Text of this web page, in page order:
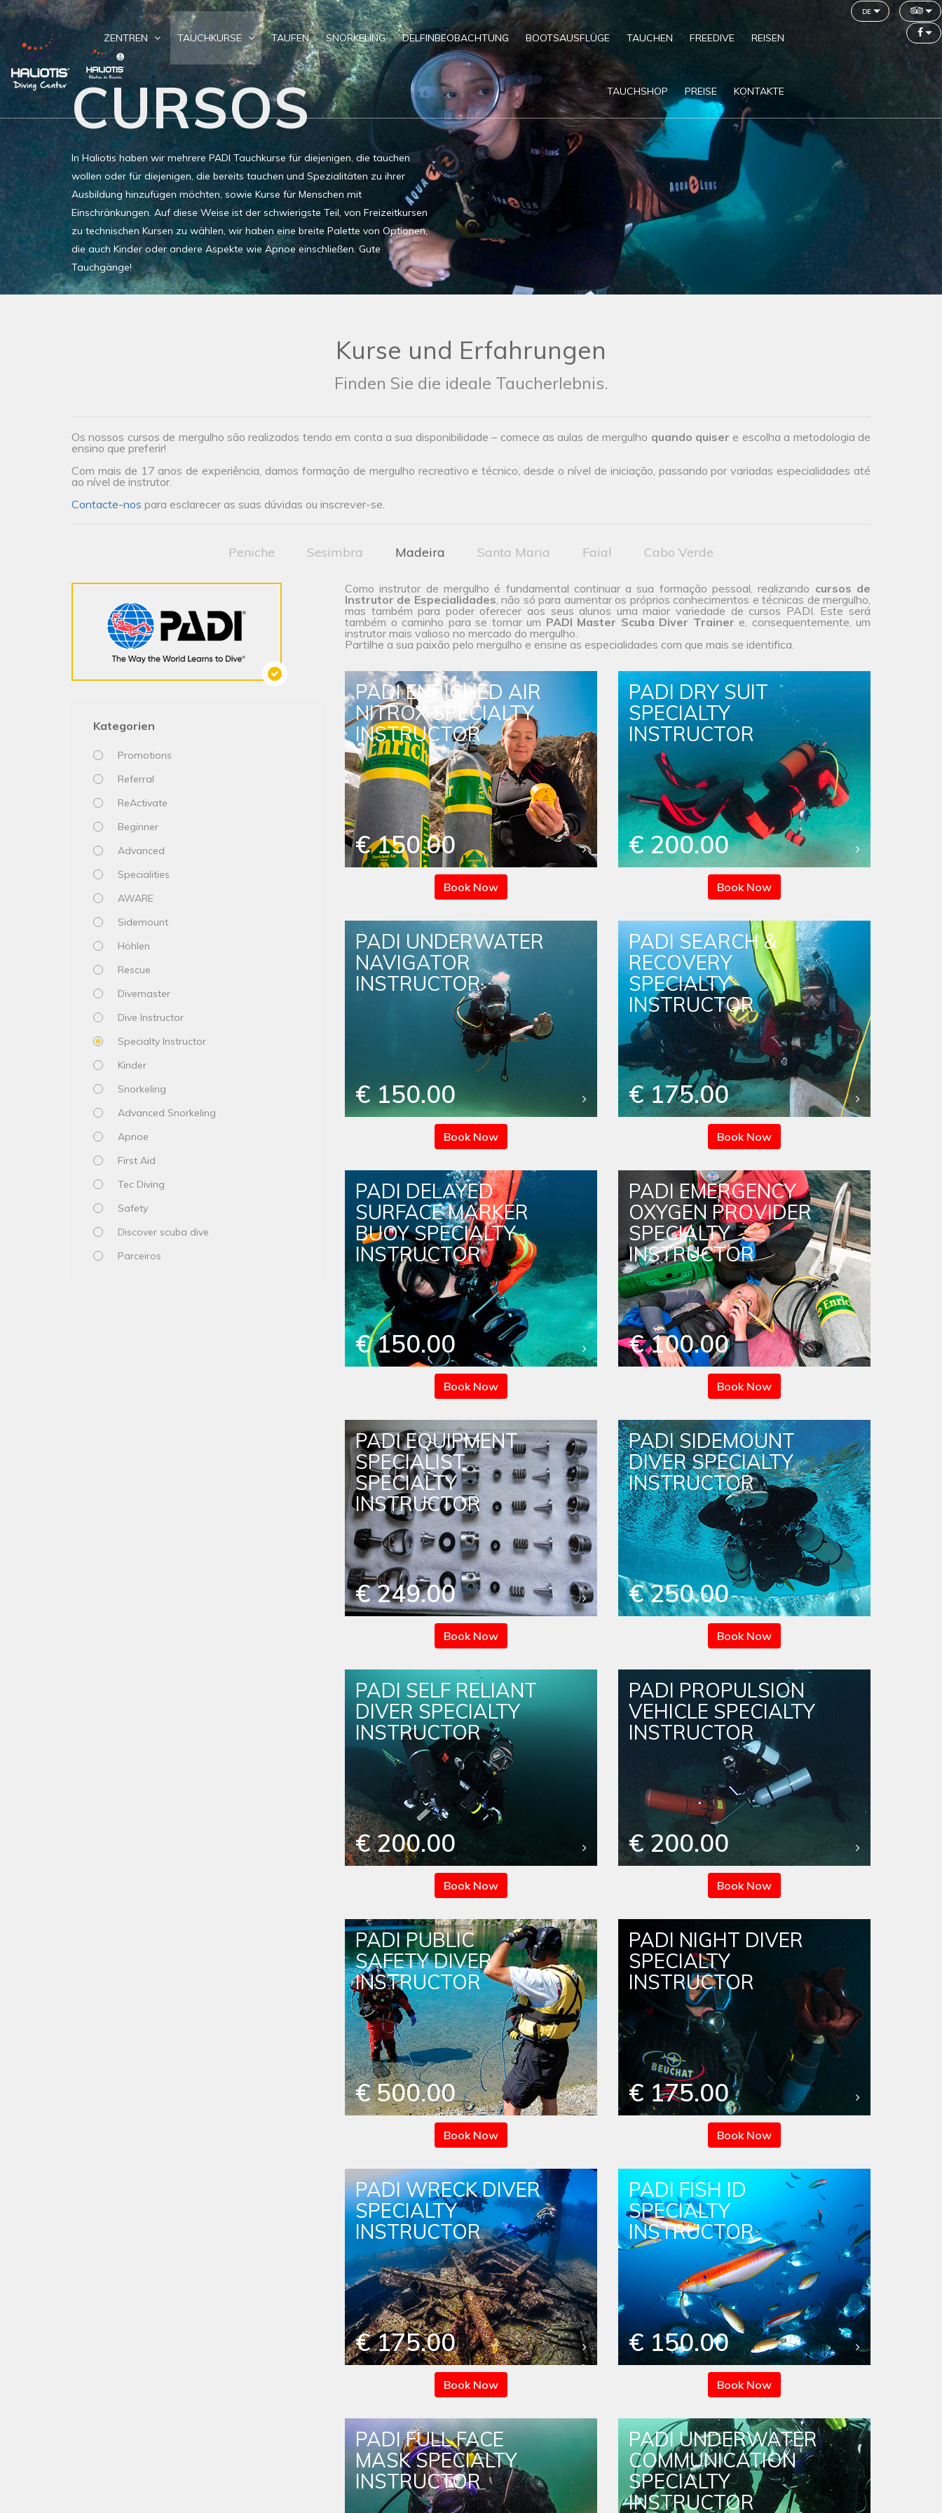
ZENTREN TAUCHKURSE TAUFEN SNORKELING DELFINBEOBACHTUNG BOOTSAUSFLÜGE TAUCHEN FREEDIVE REISEN
TAUCHSHOP PREISE KONTAKTE
de
CURSOS
In Haliotis haben wir mehrere PADI Tauchkurse für diejenigen, die tauchen
wollen oder für diejenigen, die bereits tauchen und Spezialitäten zu ihrer
Ausbildung hinzufügen möchten, sowie Kurse für Menschen mit
Einschränkungen. Auf diese Weise ist der schwierigste Teil, von Freizeitkursen
zu technischen Kursen zu wählen, wir haben eine breite Palette von Optionen,
die auch Kinder oder andere Aspekte wie Apnoe einschließen. Gute
Tauchgänge!
Kurse und Erfahrungen
Finden Sie die ideale Taucherlebnis.
Os nossos cursos de mergulho são realizados tendo em conta a sua disponibilidade – comece as aulas de mergulho quando quiser e escolha a metodologia de
ensino que preferir!
Com mais de 17 anos de experiência, damos formação de mergulho recreativo e técnico, desde o nível de iniciação, passando por variadas especialidades até
ao nível de instrutor.
Contacte-nos para esclarecer as suas dúvidas ou inscrever-se.
Peniche Sesimbra Madeira Santa Maria Faial Cabo Verde
Kategorien
Promotions
Referral
ReActivate
Beginner
Advanced
Specialities
AWARE
Sidemount
Höhlen
Rescue
Divemaster
Dive Instructor
Specialty Instructor
Kinder
Snorkeling
Advanced Snorkeling
Apnoe
First Aid
Tec Diving
Safety
Discover scuba dive
Parceiros
Como instrutor de mergulho é fundamental continuar a sua formação pessoal, realizando cursos de
Instrutor de Especialidades, não só para aumentar os próprios conhecimentos e técnicas de mergulho,
mas também para poder oferecer aos seus alunos uma maior variedade de cursos PADI. Este será
também o caminho para se tornar um PADI Master Scuba Diver Trainer e, consequentemente, um
instrutor mais valioso no mercado do mergulho.
Partilhe a sua paixão pelo mergulho e ensine as especialidades com que mais se identifica.
PADI ENRICHED AIR
NITROX SPECIALTY
INSTRUCTOR
€ 150.00
Book Now
PADI DRY SUIT
SPECIALTY
INSTRUCTOR
€ 200.00
Book Now
PADI UNDERWATER
NAVIGATOR
INSTRUCTOR
€ 150.00
Book Now
PADI SEARCH &
RECOVERY
SPECIALTY
INSTRUCTOR
€ 175.00
Book Now
PADI DELAYED
SURFACE MARKER
BUOY SPECIALTY
INSTRUCTOR
€ 150.00
Book Now
PADI EMERGENCY
OXYGEN PROVIDER
SPECIALTY
INSTRUCTOR
€ 100.00
Book Now
PADI EQUIPMENT
SPECIALIST
SPECIALTY
INSTRUCTOR
€ 249.00
Book Now
PADI SIDEMOUNT
DIVER SPECIALTY
INSTRUCTOR
€ 250.00
Book Now
PADI SELF RELIANT
DIVER SPECIALTY
INSTRUCTOR
€ 200.00
Book Now
PADI PROPULSION
VEHICLE SPECIALTY
INSTRUCTOR
€ 200.00
Book Now
PADI PUBLIC
SAFETY DIVER
INSTRUCTOR
€ 500.00
Book Now
PADI NIGHT DIVER
SPECIALTY
INSTRUCTOR
€ 175.00
Book Now
PADI WRECK DIVER
SPECIALTY
INSTRUCTOR
€ 175.00
Book Now
PADI FISH ID
SPECIALTY
INSTRUCTOR
€ 150.00
Book Now
PADI FULL FACE
MASK SPECIALTY
INSTRUCTOR
PADI UNDERWATER
COMMUNICATION
SPECIALTY
INSTRUCTOR